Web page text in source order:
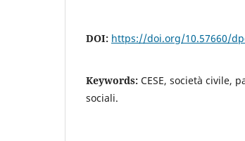
DOI: https://doi.org/10.57660/
Keywords: CESE, società civile,
sociali.